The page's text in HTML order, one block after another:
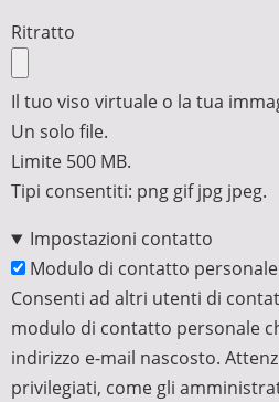
Ritratto
Il tuo viso virtuale o la tua
Un solo file.
Limite 500 MB.
Tipi consentiti: png gif jpg jpeg.
Impostazioni contatto
Modulo di contatto personale
Consenti ad altri utenti di
modulo di contatto personale
indirizzo e-mail nascosto.
privilegiati, come gli